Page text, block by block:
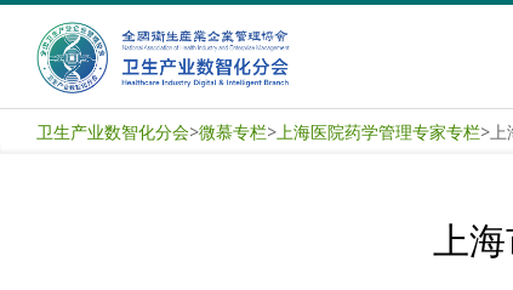
content卫
卫生产业数智化分会>微慕专栏>上海医院药学管理专家专栏>上
上